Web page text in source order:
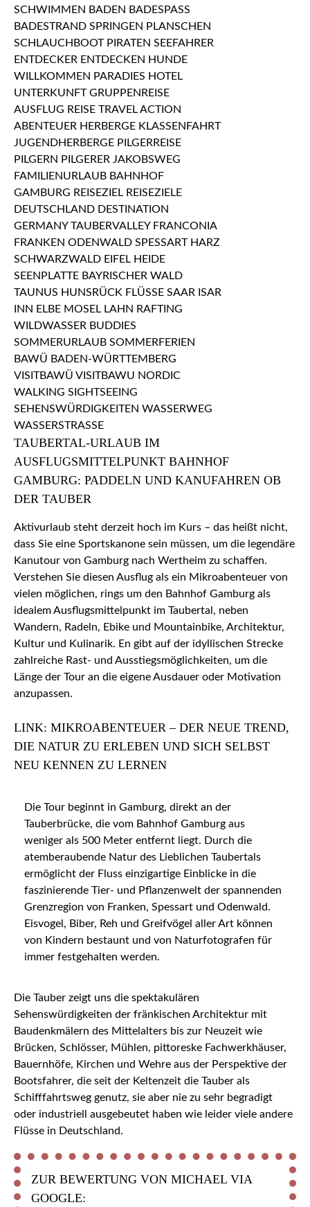
TAUBERTAL-URLAUB IM
AUSFLUGSMITTELPUNKT BAHNHOF
GAMBURG: PADDELN UND KANUFAHREN OB
DER TAUBER
Aktivurlaub steht derzeit hoch im Kurs – das heißt nicht,
dass Sie eine Sportskanone sein müssen, um die legendäre
Kanutour von Gamburg nach Wertheim zu schaffen.
Verstehen Sie diesen Ausflug als ein Mikroabenteuer von
vielen möglichen, rings um den Bahnhof Gamburg als
idealem Ausflugsmittelpunkt im Taubertal, neben
Wandern, Radeln, Ebike und Mountainbike, Architektur,
Kultur und Kulinarik. En gibt auf der idyllischen Strecke
zahlreiche Rast- und Ausstiegsmöglichkeiten, um die
Länge der Tour an die eigene Ausdauer oder Motivation
anzupassen.
LINK: MIKROABENTEUER – DER NEUE TREND,
DIE NATUR ZU ERLEBEN UND SICH SELBST
NEU KENNEN ZU LERNEN
Die Tour beginnt in Gamburg, direkt an der
Tauberbrücke, die vom Bahnhof Gamburg aus
weniger als 500 Meter entfernt liegt. Durch die
atemberaubende Natur des Lieblichen Taubertals
ermöglicht der Fluss einzigartige Einblicke in die
faszinierende Tier- und Pflanzenwelt der spannenden
Grenzregion von Franken, Spessart und Odenwald.
Eisvogel, Biber, Reh und Greifvögel aller Art können
von Kindern bestaunt und von Naturfotografen für
immer festgehalten werden.
Die Tauber zeigt uns die spektakulären
Sehenswürdigkeiten der fränkischen Architektur mit
Baudenkmälern des Mittelalters bis zur Neuzeit wie
Brücken, Schlösser, Mühlen, pittoreske Fachwerkhäuser,
Bauernhöfe, Kirchen und Wehre aus der Perspektive der
Bootsfahrer, die seit der Keltenzeit die Tauber als
Schifffahrtsweg genutz, sie aber nie zu sehr begradigt
oder industriell ausgebeutet haben wie leider viele andere
Flüsse in Deutschland.
ZUR BEWERTUNG VON MICHAEL VIA
GOOGLE: